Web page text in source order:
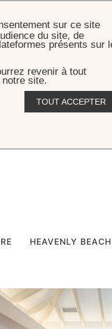
HEAVENLY
sur ce site
du site, de
présents sur
revenir à tout
site.
TOUT ACCEPTER